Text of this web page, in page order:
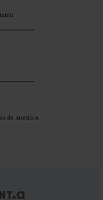
de nuestros